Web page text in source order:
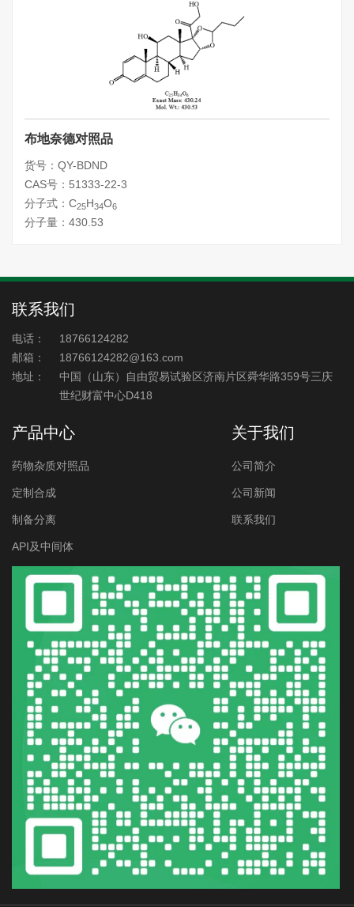
布地奈德对照品
货号：QY-BDND
CAS号：51333-22-3
分子式：C25H34O6
分子量：430.53
联系我们
电话：
18766124282
邮箱：
18766124282@163.com
地址：
中国（山东）自由贸易试验区济南片区舜华路359号三庆
世纪财富中心D418
产品中心
药物杂质对照品
定制合成
制备分离
API及中间体
关于我们
公司简介
公司新闻
联系我们